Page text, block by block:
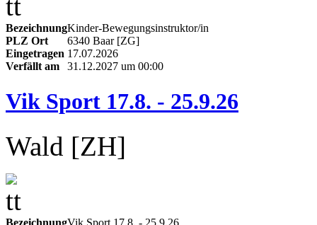
BezeichnungKinder‑Bewegungsinstruktor/in
PLZ Ort
6340 Baar [ZG]
Eingetragen 17.07.2026
Verfällt am
31.12.2027 um 00:00
Vik Sport 17.8. - 25.9.26
Wald [ZH]
BezeichnungVik Sport 17.8. - 25.9.26